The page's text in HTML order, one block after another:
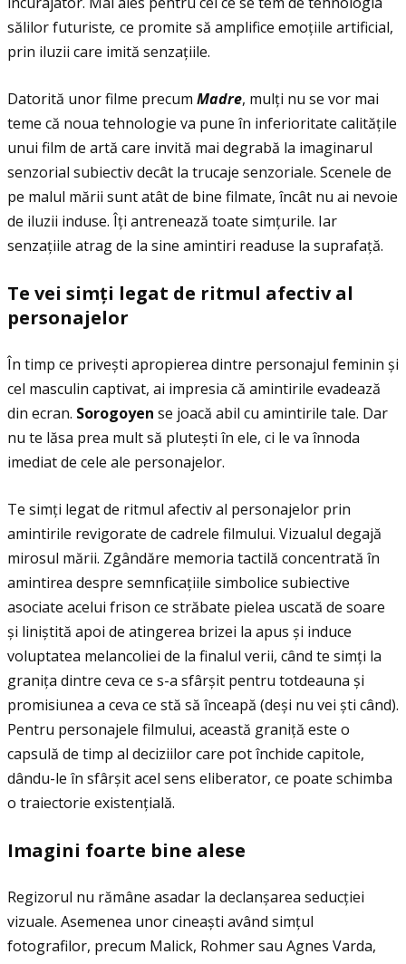
sălilor futuriste, ce promite să amplifice emoţiile artificial,
prin iluzii care imită senzaţiile.
Datorită unor filme precum Madre, mulţi nu se vor mai
teme că noua tehnologie va pune în inferioritate calităţile
unui film de artă care invită mai degrabă la imaginarul
senzorial subiectiv decât la trucaje senzoriale. Scenele de
pe malul mării sunt atât de bine filmate, încât nu ai nevoie
de iluzii induse. Îţi antrenează toate simţurile. Iar
senzaţiile atrag de la sine amintiri readuse la suprafaţă.
Te vei simţi legat de ritmul afectiv al
personajelor
În timp ce privești apropierea dintre personajul feminin și
cel masculin captivat, ai impresia că amintirile evadează
din ecran. Sorogoyen se joacă abil cu amintirile tale. Dar
nu te lăsa prea mult să plutești în ele, ci le va înnoda
imediat de cele ale personajelor.
Te simţi legat de ritmul afectiv al personajelor prin
amintirile revigorate de cadrele filmului. Vizualul degajă
mirosul mării. Zgândăre memoria tactilă concentrată în
amintirea despre semnficaţiile simbolice subiective
asociate acelui frison ce străbate pielea uscată de soare
și liniștită apoi de atingerea brizei la apus și induce
voluptatea melancoliei de la finalul verii, când te simţi la
graniţa dintre ceva ce s-a sfârșit pentru totdeauna și
promisiunea a ceva ce stă să înceapă (deși nu vei ști când).
Pentru personajele filmului, această graniţă este o
capsulă de timp al deciziilor care pot închide capitole,
dându-le în sfârșit acel sens eliberator, ce poate schimba
o traiectorie existenţială.
Imagini foarte bine alese
Regizorul nu rămâne asadar la declanșarea seducţiei
vizuale. Asemenea unor cineaști având simţul
fotografilor, precum Malick, Rohmer sau Agnes Varda,